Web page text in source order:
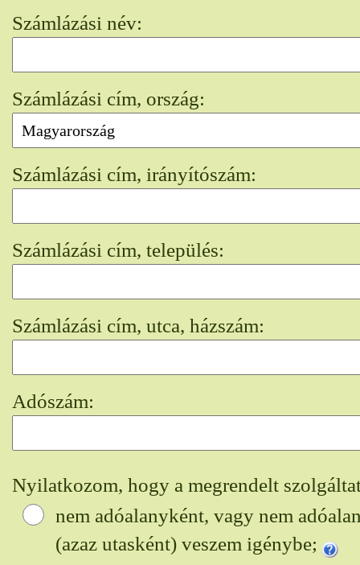
Számlázási név:
Számlázási cím, ország:
Számlázási cím, irányítószám:
Számlázási cím, település:
Számlázási cím, utca, házszám:
Adószám:
Nyilatkozom, hogy a megrendelt
nem adóalanyként, vagy nem
(azaz utasként) veszem igénybe;